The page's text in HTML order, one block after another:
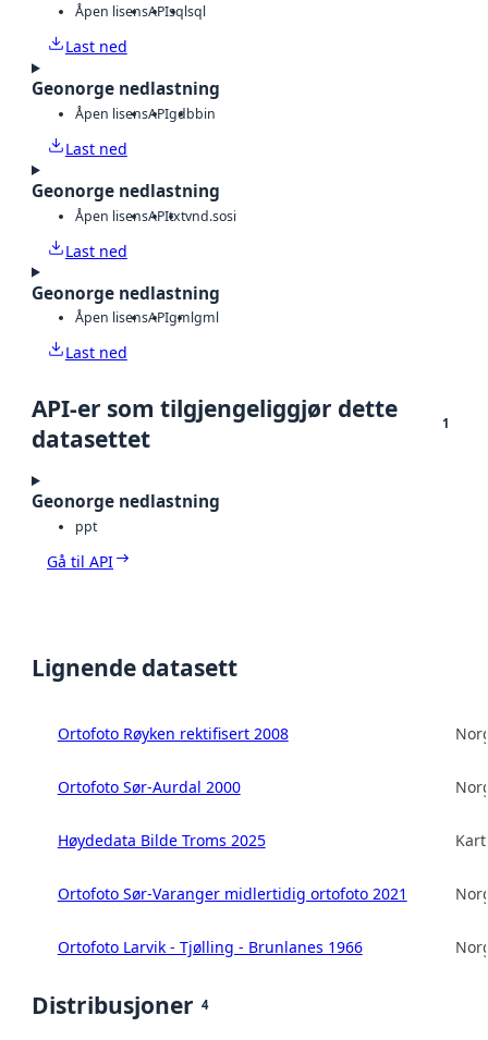
Åpen lisensAPIsqlsql
Last ned
Geonorge nedlastning
Åpen lisensAPIgdbbin
Last ned
Geonorge nedlastning
Åpen lisensAPItxtvnd.sosi
Last ned
Geonorge nedlastning
Åpen lisensAPIgmlgml
Last ned
API-er som tilgjengeliggjør dette
datasettet
1
Geonorge nedlastning
ppt
Gå til API
Lignende datasett
Ortofoto Røyken rektifisert 2008
Ortofoto Sør-Aurdal 2000
Høydedata Bilde Troms 2025
Ortofoto Sør-Varanger midlertidig ortofoto 2021
Ortofoto Larvik - Tjølling - Brunlanes 1966
Distribusjoner 4